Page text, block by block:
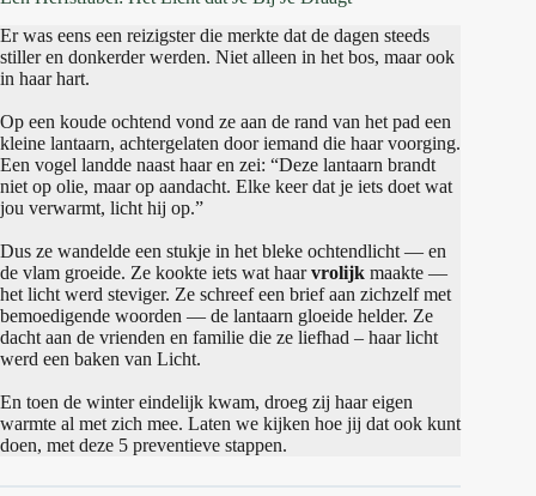
Er was eens een reizigster die merkte dat de dagen steeds
stiller en donkerder werden. Niet alleen in het bos, maar ook
in haar hart.
Op een koude ochtend vond ze aan de rand van het pad een
kleine lantaarn, achtergelaten door iemand die haar voorging.
Een vogel landde naast haar en zei: “Deze lantaarn brandt
niet op olie, maar op aandacht. Elke keer dat je iets doet wat
jou verwarmt, licht hij op.”
Dus ze wandelde een stukje in het bleke ochtendlicht — en
de vlam groeide. Ze kookte iets wat haarvrolijk maakte —
het licht werd steviger. Ze schreef een brief aan zichzelf met
bemoedigende woorden — de lantaarn gloeide helder. Ze
dacht aan de vrienden en familie die ze liefhad – haar licht
werd een baken van Licht.
En toen de winter eindelijk kwam, droeg zij haar eigen
warmte al met zich mee. Laten we kijken hoe jij dat ook kunt
doen, met deze 5 preventieve stappen.